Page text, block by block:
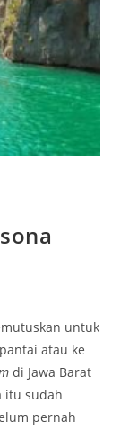
untuk
atau ke
di Jawa Barat
itu sudah
pernah